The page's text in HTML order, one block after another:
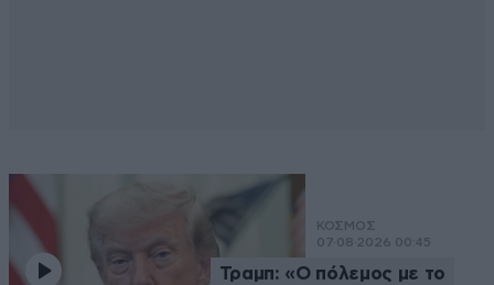
ΚΟΣΜΟΣ
07·08·2026 00:45
Τραμπ: «Ο πόλεμος με το